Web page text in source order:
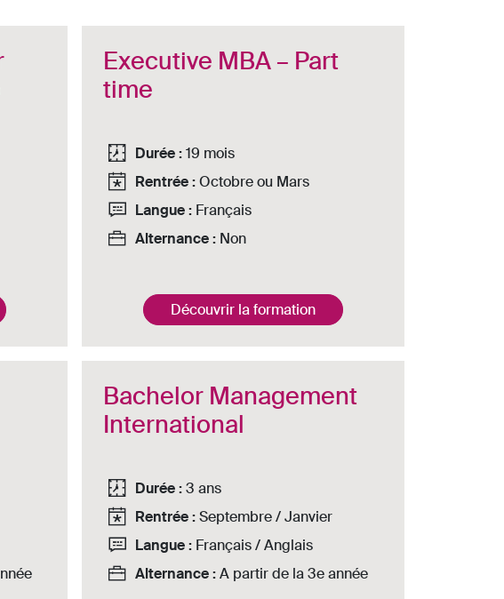
Executive MBA – Part
time
Durée : 19 mois
Rentrée : Octobre ou Mars
Langue : Français
Alternance : Non
Découvrir la formation
Bachelor Management
International
Durée : 3 ans
Rentrée : Septembre / Janvier
Langue : Français / Anglais
Alternance : A partir de la 3e année